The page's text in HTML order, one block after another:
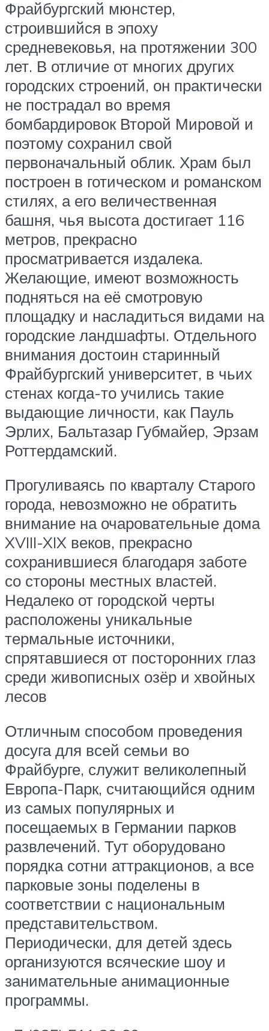
Фрайбургский мюнстер,
строившийся в эпоху
средневековья, на протяжении 300
лет. В отличие от многих других
городских строений, он практически
не пострадал во время
бомбардировок Второй Мировой и
поэтому сохранил свой
первоначальный облик. Храм был
построен в готическом и романском
стилях, а его величественная
башня, чья высота достигает 116
метров, прекрасно
просматривается издалека.
Желающие, имеют возможность
подняться на её смотровую
площадку и насладиться видами на
городские ландшафты. Отдельного
внимания достоин старинный
Фрайбургский университет, в чьих
стенах когда-то учились такие
выдающие личности, как Пауль
Эрлих, Бальтазар Губмайер, Эрзам
Роттердамский.
Прогуливаясь по кварталу Старого
города, невозможно не обратить
внимание на очаровательные дома
XVIII-XIX веков, прекрасно
сохранившиеся благодаря заботе
со стороны местных властей.
Недалеко от городской черты
расположены уникальные
термальные источники,
спрятавшиеся от посторонних глаз
среди живописных озёр и хвойных
лесов
Отличным способом проведения
досуга для всей семьи во
Фрайбурге, служит великолепный
Европа-Парк, считающийся одним
из самых популярных и
посещаемых в Германии парков
развлечений. Тут оборудовано
порядка сотни аттракционов, а все
парковые зоны поделены в
соответствии с национальным
представительством.
Периодически, для детей здесь
организуются всяческие шоу и
занимательные анимационные
программы.